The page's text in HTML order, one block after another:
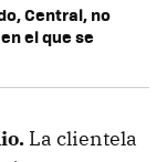
Central, no
el que se
La clientela